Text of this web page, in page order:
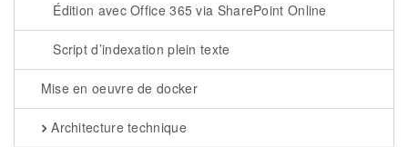
Édition avec Office 365 via SharePoint Online
Script d’indexation plein texte
Mise en oeuvre de docker
Architecture technique